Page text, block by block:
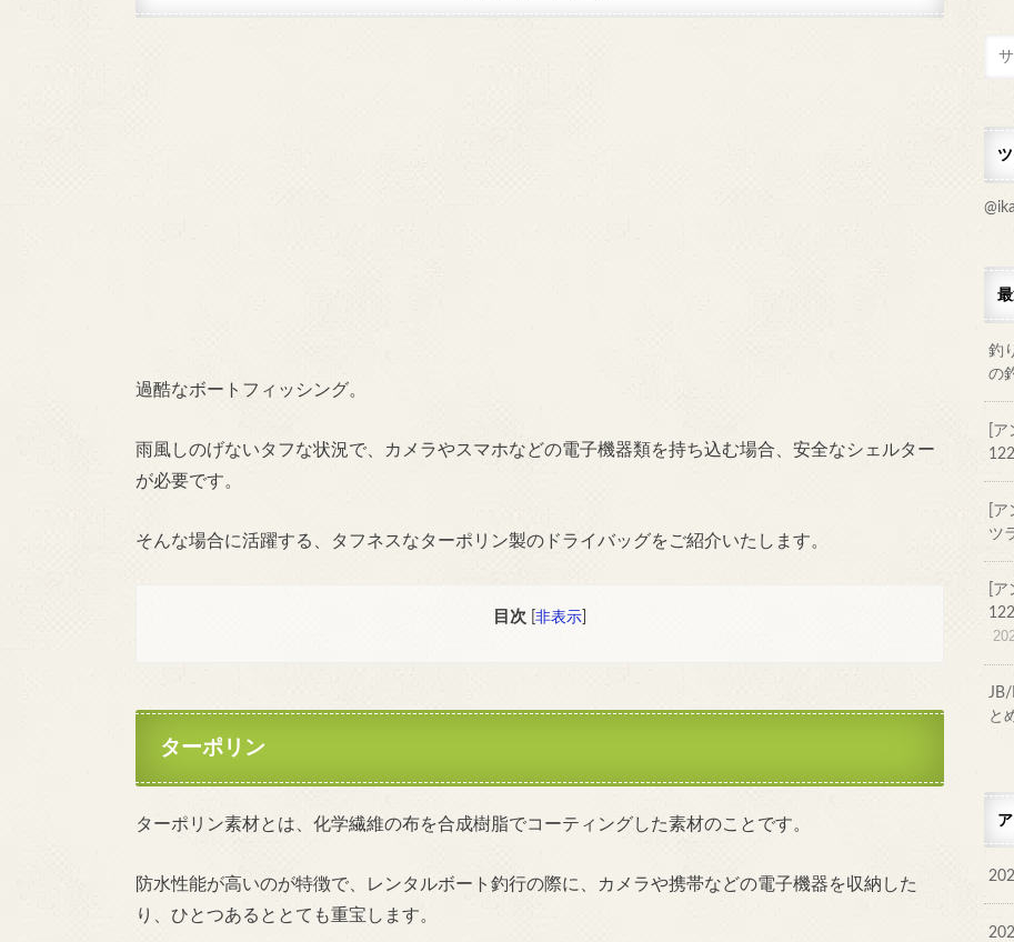
過酷なボートフィッシング。
雨風しのげないタフな状況で、カメラやスマホなどの電子機器類を持ち込む場合、安全なシェルター
が必要です。
そんな場合に活躍する、タフネスなターポリン製のドライバッグをご紹介いたします。
目次 非表示
ターポリン
ターポリン素材とは、化学繊維の布を合成樹脂でコーティングした素材のことです。
防水性能が高いのが特徴で、レンタルボート釣行の際に、カメラや携帯などの電子機器を収納した
り、ひとつあるととても重宝します。
釣
の
[
[
ツ
[
JB/
と